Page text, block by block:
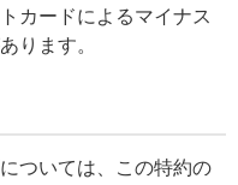
カードによるマイナス
ります。
ついては、この特約の